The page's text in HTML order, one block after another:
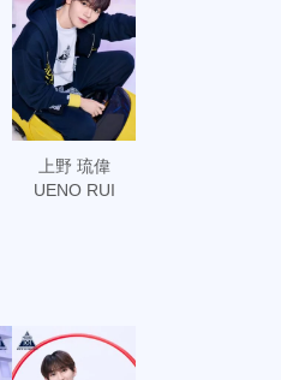
上野 琉偉
UENO RUI